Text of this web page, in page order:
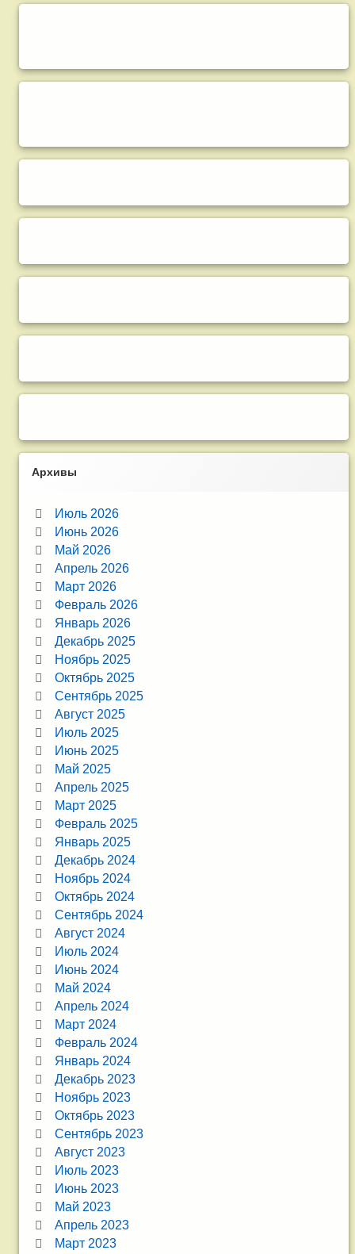
Архивы
Июль 2026
Июнь 2026
Май 2026
Апрель 2026
Март 2026
Февраль 2026
Январь 2026
Декабрь 2025
Ноябрь 2025
Октябрь 2025
Сентябрь 2025
Август 2025
Июль 2025
Июнь 2025
Май 2025
Апрель 2025
Март 2025
Февраль 2025
Январь 2025
Декабрь 2024
Ноябрь 2024
Октябрь 2024
Сентябрь 2024
Август 2024
Июль 2024
Июнь 2024
Май 2024
Апрель 2024
Март 2024
Февраль 2024
Январь 2024
Декабрь 2023
Ноябрь 2023
Октябрь 2023
Сентябрь 2023
Август 2023
Июль 2023
Июнь 2023
Май 2023
Апрель 2023
Март 2023